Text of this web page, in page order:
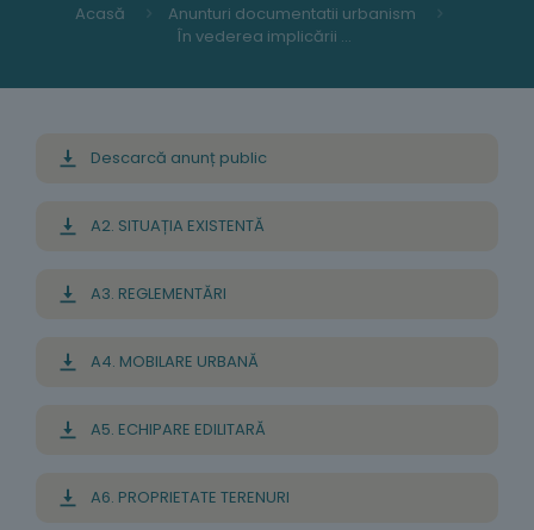
Acasă
Anunturi documentatii urbanism
În vederea implicării cetățenilor în procesul de informare publică a unui Plan Urbanistic Zonal, aducem la cunoştinţă că SC AURONINI TRICOT SRL cu sediul în Mun. Buzău, Bd. Unirii, nr. 3, jud. Buzău a demarat informarea publicului cu privire la etapa de elaborare a propunerilor Planului Urbanistic Zonal pentru „CONSTRUIRE SPAȚII SERVICII – DESTINAȚIE EVENIMENTE, CAZARE ȘI ÎMPREJMUIRE“ pentru imobilul situat în intravilanul mun. Buzău, tarlaua 24, parcela 5, numărul cadastral 73567.
Descarcă anunț public
A2. SITUAȚIA EXISTENTĂ
A3. REGLEMENTĂRI
A4. MOBILARE URBANĂ
A5. ECHIPARE EDILITARĂ
A6. PROPRIETATE TERENURI